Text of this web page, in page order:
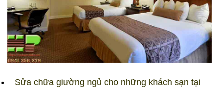
Sửa chữa giường ngủ cho những khách sạn tại